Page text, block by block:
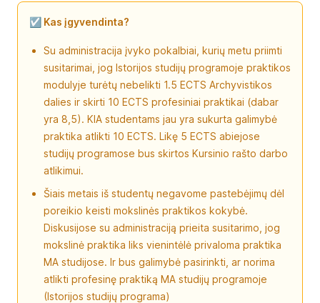
☑️ Kas įgyvendinta?
Su administracija įvyko pokalbiai, kurių metu priimti
susitarimai, jog Istorijos studijų programoje praktikos
modulyje turėtų nebelikti 1.5 ECTS Archyvistikos
dalies ir skirti 10 ECTS profesiniai praktikai (dabar
yra 8,5). KIA studentams jau yra sukurta galimybė
praktika atlikti 10 ECTS. Likę 5 ECTS abiejose
studijų programose bus skirtos Kursinio rašto darbo
atlikimui.
Šiais metais iš studentų negavome pastebėjimų dėl
poreikio keisti mokslinės praktikos kokybė.
Diskusijose su administraciją prieita susitarimo, jog
mokslinė praktika liks vienintėlė privaloma praktika
MA studijose. Ir bus galimybė pasirinkti, ar norima
atlikti profesinę praktiką MA studijų programoje
(Istorijos studijų programa)